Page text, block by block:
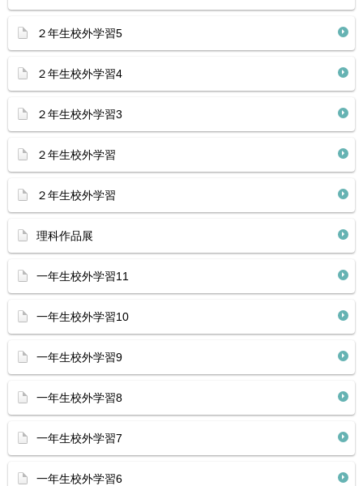
２年生校外学習5
２年生校外学習4
２年生校外学習3
２年生校外学習
２年生校外学習
理科作品展
一年生校外学習11
一年生校外学習10
一年生校外学習9
一年生校外学習8
一年生校外学習7
一年生校外学習6